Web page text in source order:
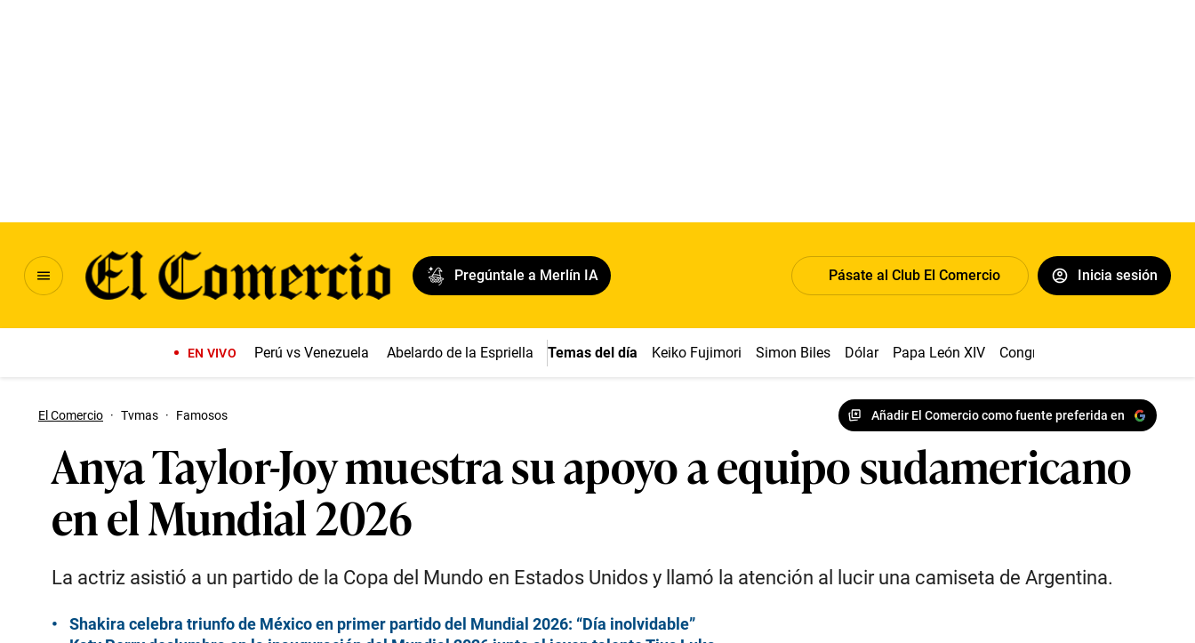
Pregúntale a Merlín IA Pásate al Club El Comercio Inicia sesión
EN VIVO Perú vs Venezuela Abelardo de la Espriella Temas del día Keiko Fujimori Simon Biles Dólar Papa León XIV Congreso
El Comercio · Tvmas · Famosos Añadir El Comercio como fuente preferida en
Anya Taylor-Joy muestra su apoyo a equipo sudamericano
en el Mundial 2026
La actriz asistió a un partido de la Copa del Mundo en Estados Unidos y llamó la atención al lucir una camiseta de Argentina.
Shakira celebra triunfo de México en primer partido del Mundial 2026: “Día inolvidable”